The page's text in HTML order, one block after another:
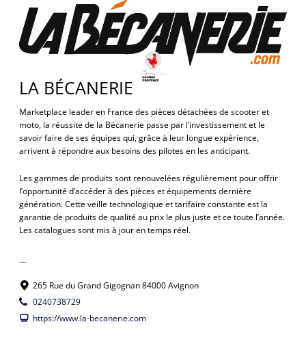
LA BÉCANERIE
Marketplace leader en France des pièces détachées de scooter et
moto, la réussite de la Bécanerie passe par l’investissement et le
savoir faire de ses équipes qui, grâce à leur longue expérience,
arrivent à répondre aux besoins des pilotes en les anticipant.
Les gammes de produits sont renouvelées régulièrement pour offrir
l’opportunité d’accéder à des pièces et équipements dernière
génération. Cette veille technologique et tarifaire constante est la
garantie de produits de qualité au prix le plus juste et ce toute l’année.
Les catalogues sont mis à jour en temps réel.
265 Rue du Grand Gigognan 84000 Avignon
0240738729
https://www.la-becanerie.com